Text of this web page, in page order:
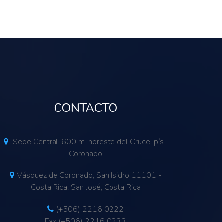
CONTACTO
Sede Central. 600 m. noreste del Cruce Ipís-
Coronado
Vásquez de Coronado, San Isidro 11101 -
Costa Rica. San José, Costa Rica
(+506) 2216 0222